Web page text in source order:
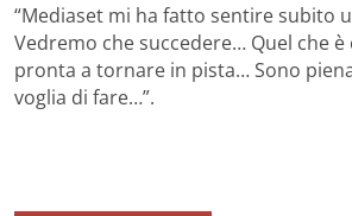
“Mediaset mi ha fatto sentire subito
Vedremo che succedere… Quel che
pronta a tornare in pista… Sono
voglia di fare…”.